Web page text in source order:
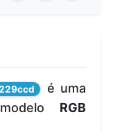
é uma
RGB